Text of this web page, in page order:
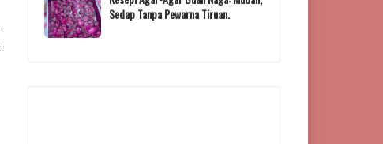
Sedap Tanpa Pewarna Tiruan.